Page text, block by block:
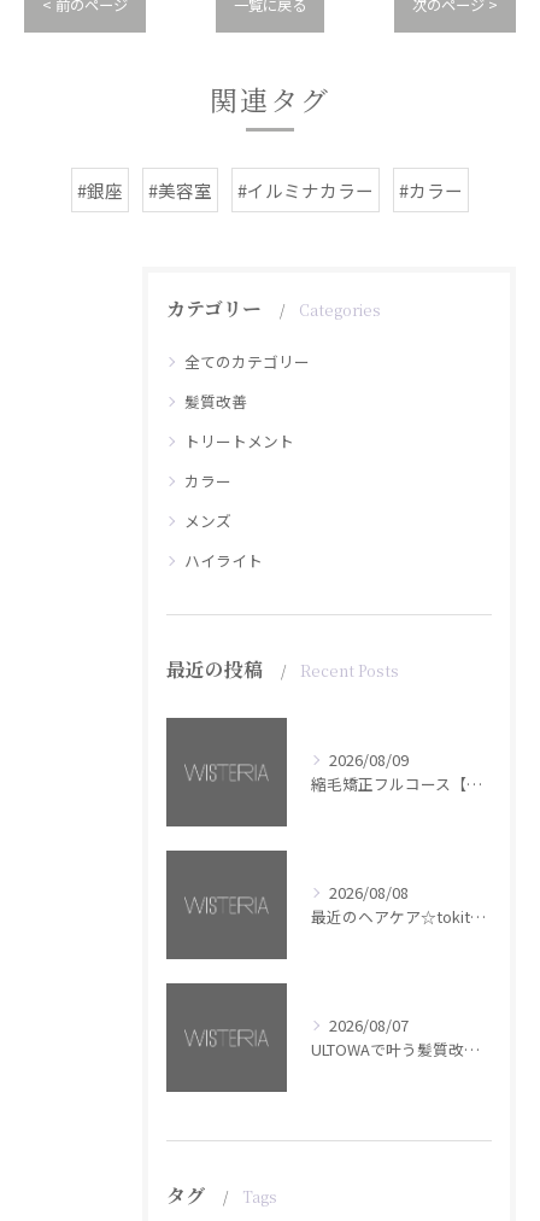
< 前のページ 一覧に戻る 次のページ >
関連タグ
#銀座 #美容室 #イルミナカラー #カラー
カテゴリー Categories
全てのカテゴリー
髪質改善
トリートメント
カラー
メンズ
ハイライト
最近の投稿 Recent Posts
2026/08/09
縮毛矯正フルコース【銀座・美容室WISTERIA】
2026/08/08
最近のヘアケア☆tokita【銀座・美容室WISTERIA】
2026/08/07
ULTOWAで叶う髪質改善美髪カラー【銀座・美容室WISTERIA】
タグ Tags